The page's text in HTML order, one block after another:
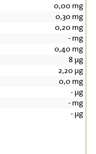
0,00 mg
0,30 mg
0,20 mg
-mg
0,40 mg
8 µg
2,20 µg
0,0 mg
-µg
-mg
-µg